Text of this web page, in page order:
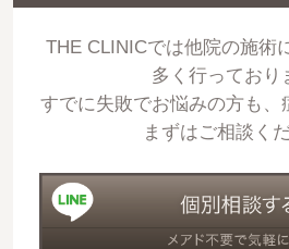
THE CLINICでは他院の施術
多く行っており
すでに失敗でお悩みの方も、
まずはご相談くだ